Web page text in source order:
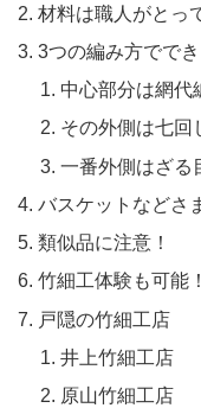
材料は職人がとっ
3つの編み方ででき
中心部分は網代
その外側は七回
一番外側はざる
バスケットなどさ
類似品に注意！
竹細工体験も可能！
戸隠の竹細工店
井上竹細工店
原山竹細工店